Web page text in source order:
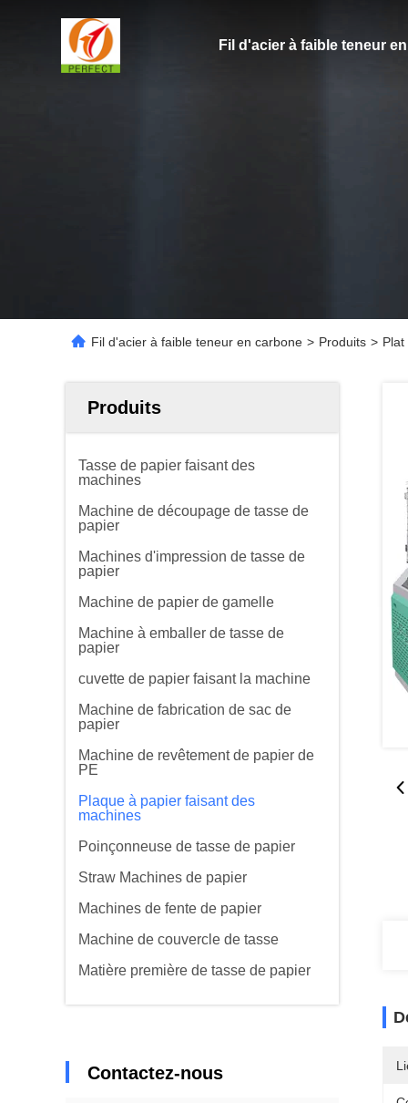
Fil d'acier à faible teneur
Fil d'acier à faible teneur en carbone > Produits >
Produits
Tasse de papier faisant des
machines
Machine de découpage de tasse de
papier
Machines d'impression de tasse de
papier
Machine de papier de gamelle
Machine à emballer de tasse de
papier
cuvette de papier faisant la machine
Machine de fabrication de sac de
papier
Machine de revêtement de papier de
PE
Plaque à papier faisant des
machines
Poinçonneuse de tasse de papier
Straw Machines de papier
Machines de fente de papier
Machine de couvercle de tasse
Matière première de tasse de papier
Contactez-nous